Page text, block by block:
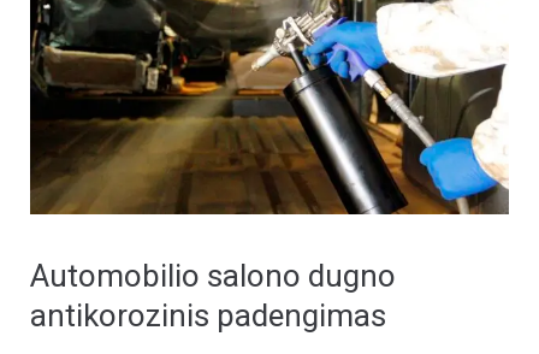
Automobilio salono dugno
antikorozinis padengimas